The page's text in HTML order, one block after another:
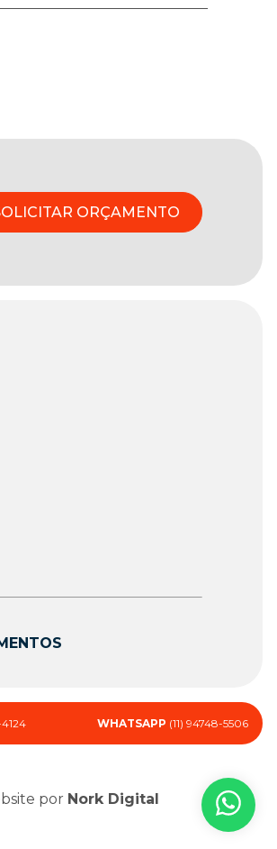
ORÇAMENTO
WHATSAPP (11) 94748-5506
por Nork Digital